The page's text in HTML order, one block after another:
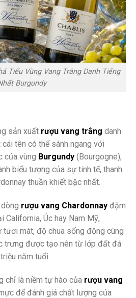
Tiểu Vùng Vang Trắng Danh Tiếng
Burgundy
sản xuất rượu vang trắng danh
tên có thể sánh ngang với
của vùng Burgundy (Bourgogne),
biểu tượng của sự tinh tế, thanh
thuần khiết bậc nhất.
rượu vang Chardonnay đậm
Úc hay Nam Mỹ,
mát, độ chua sống động cùng
trưng được tạo nên từ lớp đất đá
năm tuổi.
chỉ là niềm tự hào của rượu vang
để đánh giá chất lượng của